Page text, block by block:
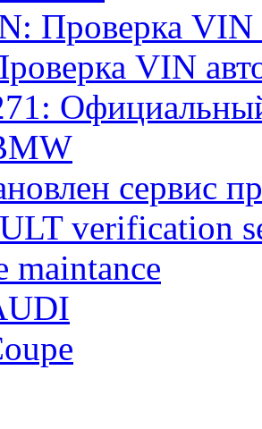
Проверка VIN
VIN
сервис
verification
maintance